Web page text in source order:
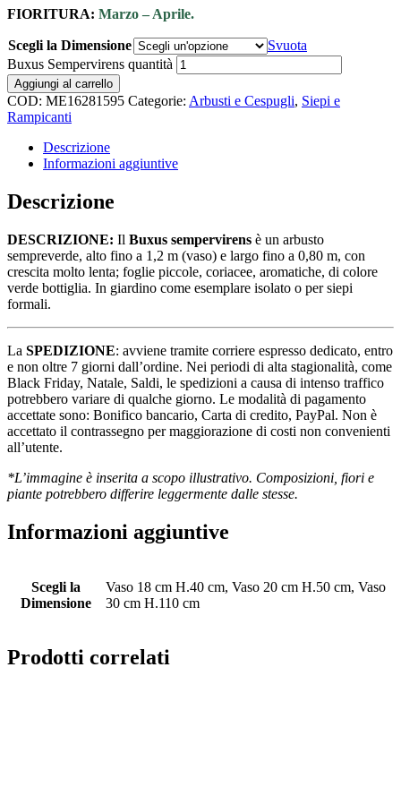
FIORITURA: Marzo – Aprile.
Scegli la Dimensione
Svuota
Buxus Sempervirens quantità
Aggiungi al carrello
COD: ME16281595 Categorie: Arbusti e Cespugli, Siepi e
Rampicanti
Descrizione
Informazioni aggiuntive
Descrizione
DESCRIZIONE: Il Buxus sempervirens è un arbusto
sempreverde, alto fino a 1,2 m (vaso) e largo fino a 0,80 m, con
crescita molto lenta; foglie piccole, coriacee, aromatiche, di colore
verde bottiglia. In giardino come esemplare isolato o per siepi
formali.
La SPEDIZIONE: avviene tramite corriere espresso dedicato, entro
e non oltre 7 giorni dall’ordine. Nei periodi di alta stagionalità, come
Black Friday, Natale, Saldi, le spedizioni a causa di intenso traffico
potrebbero variare di qualche giorno. Le modalità di pagamento
accettate sono: Bonifico bancario, Carta di credito, PayPal. Non è
accettato il contrassegno per maggiorazione di costi non convenienti
all’utente.
*L’immagine è inserita a scopo illustrativo. Composizioni, fiori e
piante potrebbero differire leggermente dalle stesse.
Informazioni aggiuntive
Scegli la
Dimensione
Vaso 18 cm H.40 cm, Vaso 20 cm H.50 cm, Vaso
30 cm H.110 cm
Prodotti correlati